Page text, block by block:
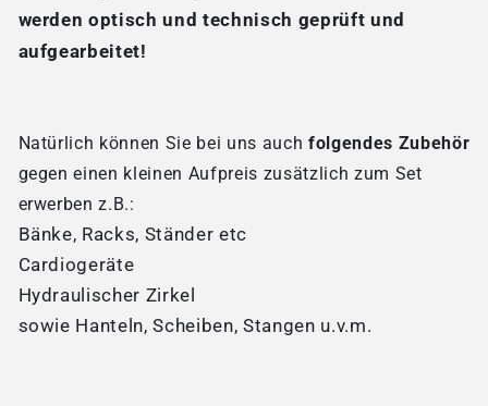
werden optisch und technisch geprüft und
aufgearbeitet!
Natürlich können Sie bei uns auch folgendes Zubehör
gegen einen kleinen Aufpreis zusätzlich zum Set
erwerben z.B.:
Bänke, Racks, Ständer etc
Cardiogeräte
Hydraulischer Zirkel
sowie Hanteln, Scheiben, Stangen u.v.m.